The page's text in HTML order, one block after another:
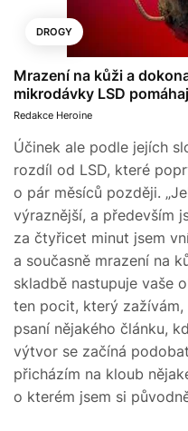
DROGY
Mrazení na kůži a
mikrodávky LSD
Redakce Heroine
Účinek ale podle jejích
rozdíl od LSD, které
o pár měsíců později.
výraznější, a především
za čtyřicet minut jsem
a současně mrazení na
skladbě nastupuje vaše
ten pocit, který
psaní nějakého článku,
výtvor se začíná
přicházím na kloub
o kterém jsem si